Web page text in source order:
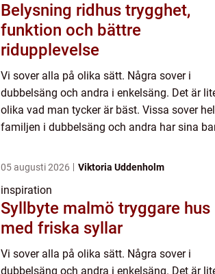
Belysning ridhus trygghet,
funktion och bättre
ridupplevelse
Vi sover alla på olika sätt. Några sover i
dubbelsäng och andra i enkelsäng. Det är
olika vad man tycker är bäst. Vissa sover
familjen i dubbelsäng och andra har sina
en ny dubbelsäng ...
05 augusti 2026 Viktoria Uddenholm
inspiration
Syllbyte malmö tryggare hus
med friska syllar
Vi sover alla på olika sätt. Några sover i
dubbelsäng och andra i enkelsäng. Det är